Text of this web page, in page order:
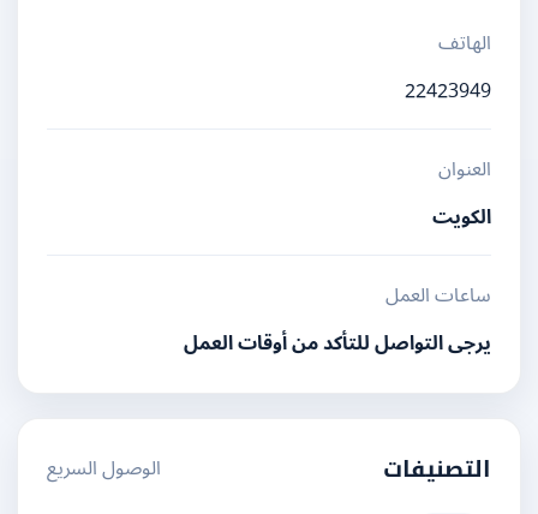
الهاتف
22423949
العنوان
الكويت
ساعات العمل
يرجى التواصل للتأكد من أوقات العمل
التصنيفات الوصول السريع